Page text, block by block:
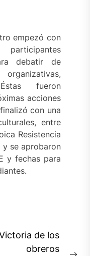
empezó con
debatir de
fueron
acciones
con una
entre
Resistencia
y se aprobaron
y fechas para
de los
obreros